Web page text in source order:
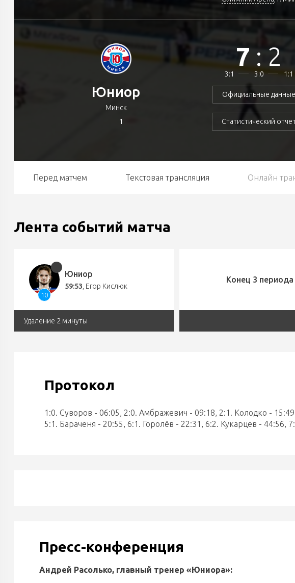
Юниор
Минск
1
7 :2
3:1 3:0 1:1
Официальные данные
Статистический
Перед матчем Текстовая трансляция Онлайн
Лента событий матча
10
Юниор
59:53 Егор Кислюк
Удаление 2 минуты
Конец 3 периода
Протокол
1:0. Суворов - 06:05, 2:0. Амбражевич - 09:18, 2:1. Колодко -
5:1. Бараченя - 20:55, 6:1. Горолёв - 22:31, 6:2. Кукарцев - 44:56,
Пресс-конференция
Андрей Расолько, главный тренер «Юниора»: